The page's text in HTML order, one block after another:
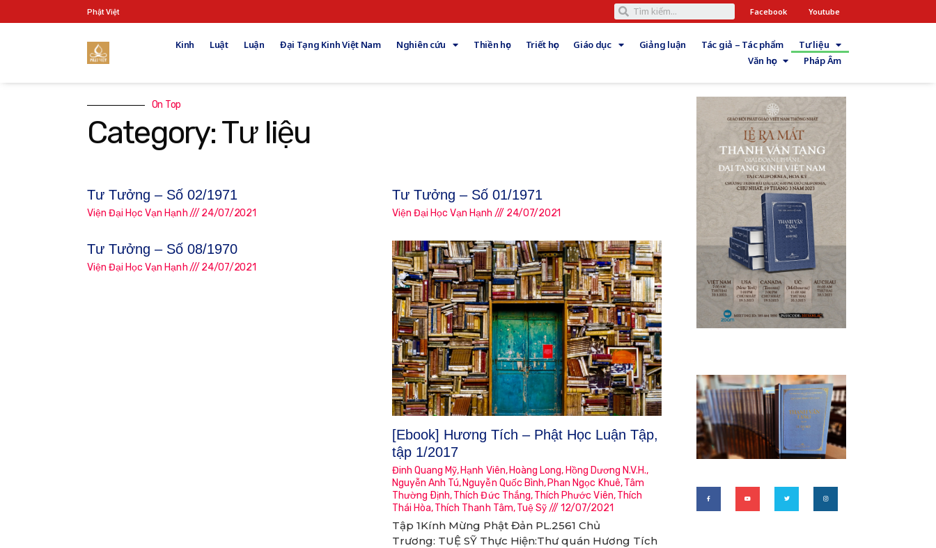
Phật Việt Facebook Youtube
Kinh Luật Luận Đại Tạng Kinh Việt Nam Nghiên cứu Thiền học Triết học Giáo dục Giảng luận Tác giả – Tác phẩm
Tư liệu
Văn học
Pháp Âm
On Top
Category: Tư liệu
Tư Tưởng – Số 02/1971
Viện Đại Học Vạn Hạnh 24/07/2021
Tư Tưởng – Số 01/1971
Viện Đại Học Vạn Hạnh 24/07/2021
Tư Tưởng – Số 08/1970
Viện Đại Học Vạn Hạnh 24/07/2021
[Ebook] Hương Tích – Phật Học Luận Tập,
tập 1/2017
Đinh Quang Mỹ, Hạnh Viên, Hoàng Long, Hồng Dương N.V.H.,
Nguyễn Anh Tú, Nguyễn Quốc Bình, Phan Ngọc Khuê,Tâm
Thường Ðịnh,Thích Đức Thắng,Thích Phước Viên,Thích
Thái Hòa,Thích Thanh Tâm,Tuệ Sỹ 12/07/2021
Tập 1Kính Mừng Phật Đản PL.2561 Chủ
Trương: TUỆ SỸ Thực Hiện:Thư quán Hương Tích